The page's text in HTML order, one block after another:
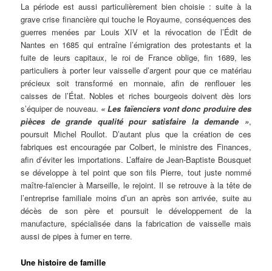
La période est aussi particulièrement bien choisie : suite à la
grave crise financière qui touche le Royaume, conséquences des
guerres menées par Louis XIV et la révocation de l’Édit de
Nantes en 1685 qui entraîne l’émigration des protestants et la
fuite de leurs capitaux, le roi de France oblige, fin 1689, les
particuliers à porter leur vaisselle d’argent pour que ce matériau
précieux soit transformé en monnaie, afin de renflouer les
caisses de l’État. Nobles et riches bourgeois doivent dès lors
s’équiper de nouveau. « Les faïenciers vont donc produire des
pièces de grande qualité pour satisfaire la demande »,
poursuit Michel Roullot. D’autant plus que la création de ces
fabriques est encouragée par Colbert, le ministre des Finances,
afin d’éviter les importations. L’affaire de Jean-Baptiste Bousquet
se développe à tel point que son fils Pierre, tout juste nommé
maître-faïencier à Marseille, le rejoint. Il se retrouve à la tête de
l’entreprise familiale moins d’un an après son arrivée, suite au
décès de son père et poursuit le développement de la
manufacture, spécialisée dans la fabrication de vaisselle mais
aussi de pipes à fumer en terre.
Une histoire de famille